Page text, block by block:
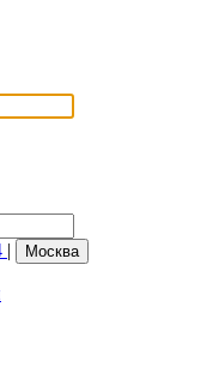
| Москва